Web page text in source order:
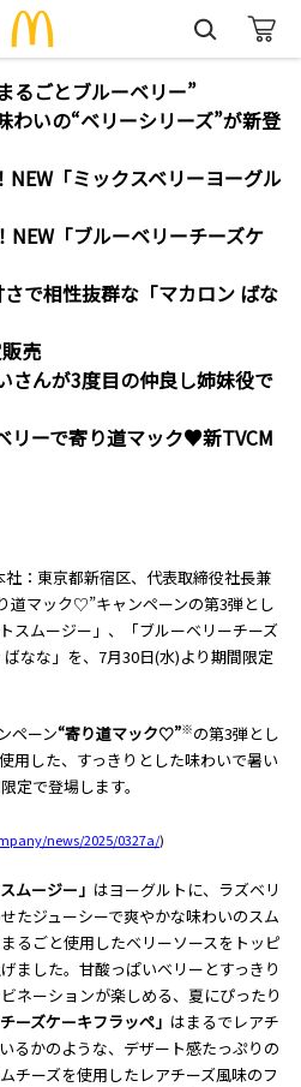
るごとブルーベリー”
わいの“ベリーシリーズ”が新登
NEW「ミックスベリーヨーグル
NEW「ブルーベリーチーズケ
で相性抜群な「マカロン ばな
売
んが3度目の仲良し姉妹役で
リーで寄り道マック♥新TVCM
：東京都新宿区、代表取締役社長兼
道マック♡”キャンペーンの第3弾とし
スムージー」、「ブルーベリーチーズ
なな」を、7月30日(水)より期間限定
ペーン“寄り道マック♡”※の第3弾とし
用した、すっきりとした味わいで暑い
定で登場します。
news/2025/0327a/)
ムージー」 はヨーグルトに、ラズベリ
たジューシーで爽やかな味わいのスム
るごと使用したベリーソースをトッピ
ました。甘酸っぱいベリーとすっきり
ネーションが楽しめる、夏にぴったり
ーズケーキフラッペ」 はまるでレアチ
るかのような、デザート感たっぷりの
チーズを使用したレアチーズ風味のフ